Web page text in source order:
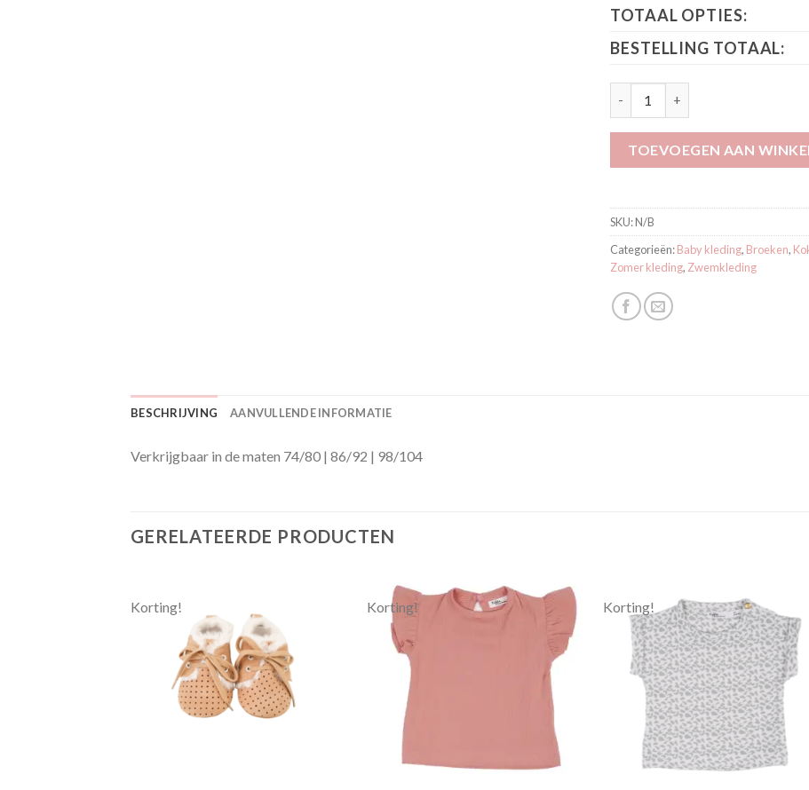
TOTAAL OPTIES:
BESTELLING TOTAAL:
TOEVOEGEN AAN
SKU:N/B
Categorieën:Baby kleding, Broeken,
Zomer kleding, Zwemkleding
BESCHRIJVING AANVULLENDE INFORMATIE
Verkrijgbaar in de maten 74/80 | 86/92 | 98/104
GERELATEERDE PRODUCTEN
Korting!
Toevoegen
verlanglijst
Korting!
Toevoegen
aan
verlanglijst
Korting!
Toevoegen
aan
verlanglijst